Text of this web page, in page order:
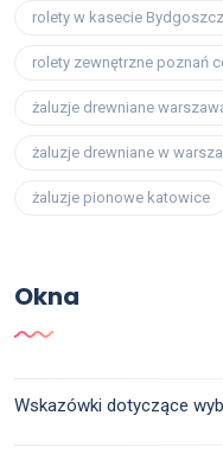
rolety w kasecie Bydgoszcz
rolety zewnętrzne poznań
żaluzje drewniane
żaluzje drewniane w
żaluzje pionowe katowice
Okna
Wskazówki dotyczące